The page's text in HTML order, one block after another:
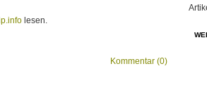
lesen.
Kommentar (0)